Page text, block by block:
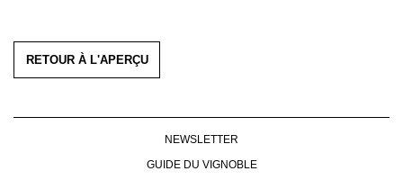
RETOUR À L'APERÇU
NEWSLETTER
GUIDE DU VIGNOBLE